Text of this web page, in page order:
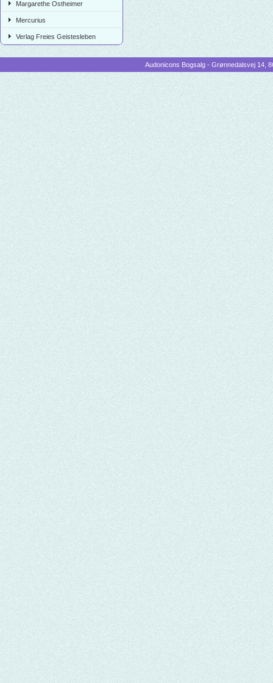
Margarethe Ostheimer
Mercurius
Verlag Freies Geistesleben
Audonicons Bogsalg - Grønnedalsvej 14,